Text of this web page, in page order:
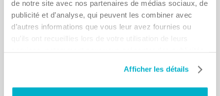
de notre site avec nos partenaires de médias sociaux, de
publicité et d’analyse, qui peuvent les combiner avec
d’autres informations que vous leur avez fournies ou
qu’ils ont recueillies lors de votre utilisation de leurs
modifier votre consentement à tout moment en cliquant
sur « Paramètres des cookies ». Veuillez consulter notre
Afficher les détails
Résultats liés à la continence des femmes nécessitant le cathétérisme